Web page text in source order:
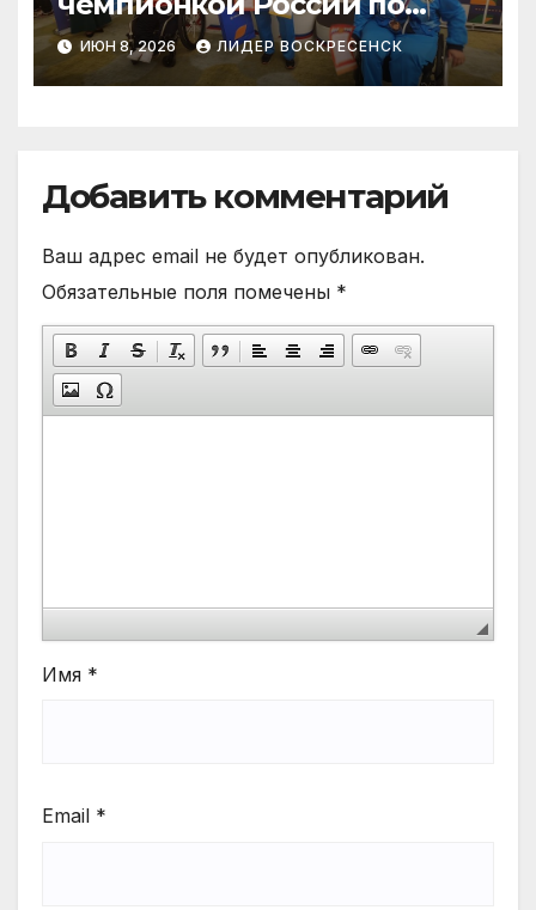
пауэрлифтингу
ИЮН 8, 2026 ЛИДЕР ВОСКРЕСЕНСК
Добавить комментарий
Ваш адрес email не будет опубликован.
Обязательные поля помечены *
Имя *
Email *